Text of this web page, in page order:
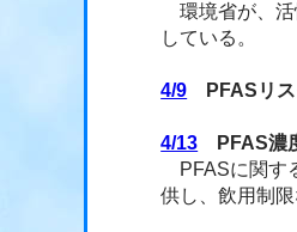
環境省が、活
している。
4/9 PFASリス
4/13 PFAS濃
PFASに関す
供し、飲用制